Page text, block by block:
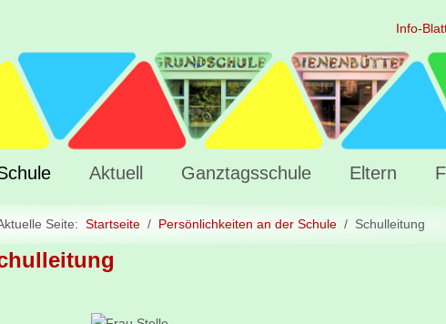
Info-
Aktuell Ganztagsschule Eltern
an der Schule
Seite:Startseite Persönlichkeiten an der Schule Schulleitung